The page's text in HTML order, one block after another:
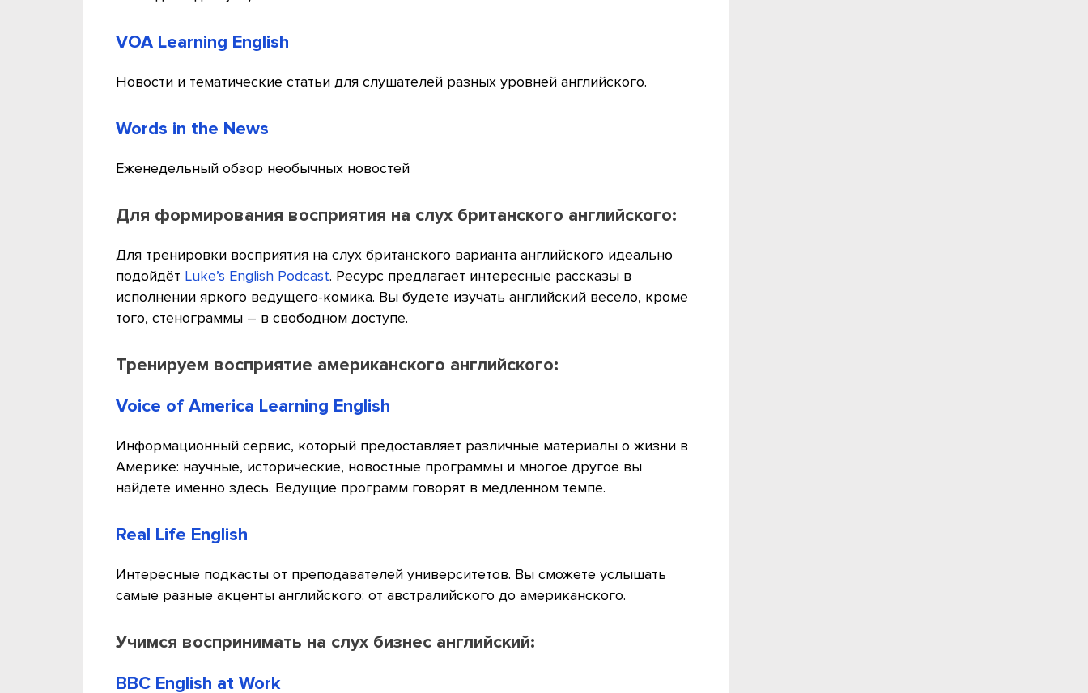
VOA Learning English
Новости и тематические статьи для слушателей разных уровней английского.
Words in the News
Еженедельный обзор необычных новостей
Для формирования восприятия на слух британского английского:
Для тренировки восприятия на слух британского варианта английского идеально
подойдёт Luke’s English Podcast. Ресурс предлагает интересные рассказы в
исполнении яркого ведущего-комика. Вы будете изучать английский весело, кроме
того, стенограммы – в свободном доступе.
Тренируем восприятие американского английского:
Voice of America Learning English
Информационный сервис, который предоставляет различные материалы о жизни в
Америке: научные, исторические, новостные программы и многое другое вы
найдете именно здесь. Ведущие программ говорят в медленном темпе.
Real Life English
Интересные подкасты от преподавателей университетов. Вы сможете услышать
самые разные акценты английского: от австралийского до американского.
Учимся воспринимать на слух бизнес английский:
BBC English at Work